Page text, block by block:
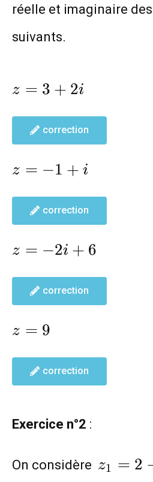
réelle et imaginaire
suivants.
z=3+2i
z = 3 + 2i
correction
z=-1+i
z = −1 + i
correction
z=-2i+6
z = −2i + 6
correction
z=9
z = 9
correction
Exercice n°2 :
On considère z_1=2-
z1 = 2